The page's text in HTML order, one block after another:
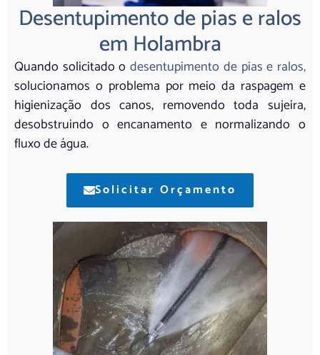
Desentupimento de pias e ralos
em Holambra
Quando solicitado odesentupimento de pias e ralos,
solucionamos o problema por meio da raspagem e
higienização dos canos, removendo toda sujeira,
desobstruindo o encanamento e normalizando o
fluxo de água.
Solicitar Orçamento